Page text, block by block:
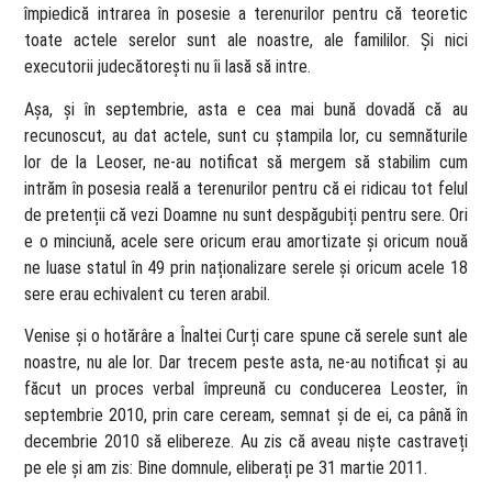
împiedică intrarea în posesie a terenurilor pentru că teoretic
toate actele serelor sunt ale noastre, ale famililor. Și nici
executorii judecătorești nu îi lasă să intre.
Așa, și în septembrie, asta e cea mai bună dovadă că au
recunoscut, au dat actele, sunt cu ștampila lor, cu semnăturile
lor de la Leoser, ne-au notificat să mergem să stabilim cum
intrăm în posesia reală a terenurilor pentru că ei ridicau tot felul
de pretenții că vezi Doamne nu sunt despăgubiți pentru sere. Ori
e o minciună, acele sere oricum erau amortizate și oricum nouă
ne luase statul în 49 prin naționalizare serele și oricum acele 18
sere erau echivalent cu teren arabil.
Venise și o hotărâre a Înaltei Curți care spune că serele sunt ale
noastre, nu ale lor. Dar trecem peste asta, ne-au notificat și au
făcut un proces verbal împreună cu conducerea Leoster, în
septembrie 2010, prin care ceream, semnat și de ei, ca până în
decembrie 2010 să elibereze. Au zis că aveau niște castraveți
pe ele și am zis: Bine domnule, eliberați pe 31 martie 2011.